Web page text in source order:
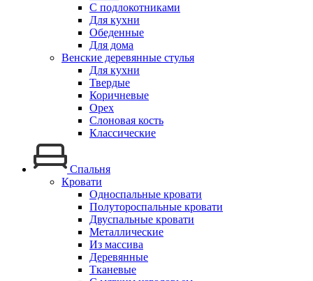
С подлокотниками
Для кухни
Обеденные
Для дома
Венские деревянные стулья
Для кухни
Твердые
Коричневые
Орех
Слоновая кость
Классические
Спальня
Кровати
Односпальные кровати
Полутороспальные кровати
Двуспальные кровати
Металлические
Из массива
Деревянные
Тканевые